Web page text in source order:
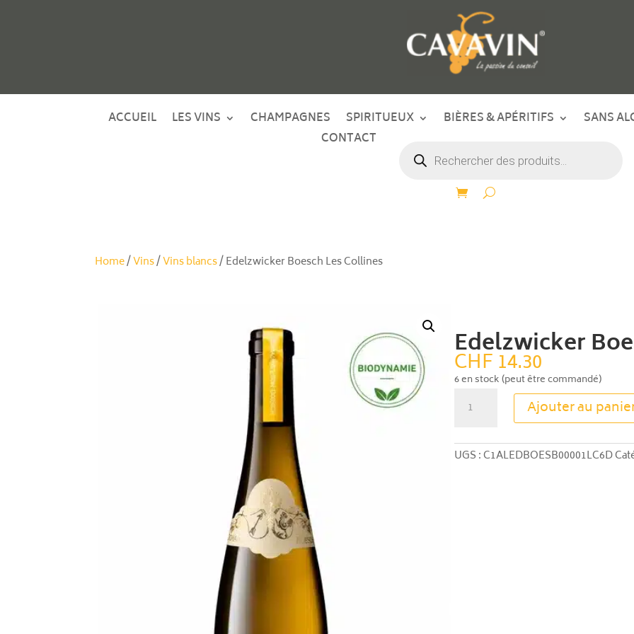
ACCUEIL LES VINS CHAMPAGNES SPIRITUEUX BIÈRES & APÉRITIFS SANS
CONTACT
produits
Home/Vins/Vins blancs/ Edelzwicker Boesch Les Collines
Edelzwicker
CHF14.30
6 en stock (peut être commandé)
Boesch
Les
Ajouter au
UGS :C1ALEDBOESB00001LC6D